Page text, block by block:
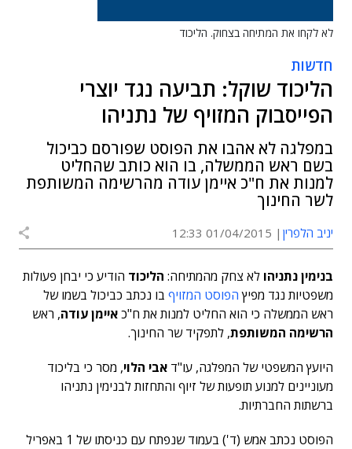
לא לקחו את המתיחה בצחוק. הליכוד
חדשות
הליכוד שוקל: תביעה נגד יוצרי
הפייסבוק המזויף של נתניהו
במפלגה לא אהבו את הפוסט שפורסם כביכול
בשם ראש הממשלה, בו הוא כותב שהחליט
למנות את ח"כ איימן עודה מהרשימה המשותפת
לשר החינוך
יניב הלפרין 01/04/2015 12:33
בנימין נתניהו לא צחק מהמתיחה: הליכוד הודיע כי יבחן פעולות
משפטיות נגד מפיץהפוסט המזויף בו נכתב כביכול בשמו של
ראש הממשלה כי הוא החליט למנות את ח"כאיימן עודה, ראש
הרשימה המשותפת, לתפקיד שר החינוך.
היועץ המשפטי של המפלגה, עו"ד אבי הלוי, מסר כי בליכוד
מעוניינים למנוע תופעות של זיוף והתחזות לבנימין נתניהו
ברשתות החברתיות.
הפוסט נכתב אמש (ד') בעמוד שנפתח עם כניסתו של 1 באפריל